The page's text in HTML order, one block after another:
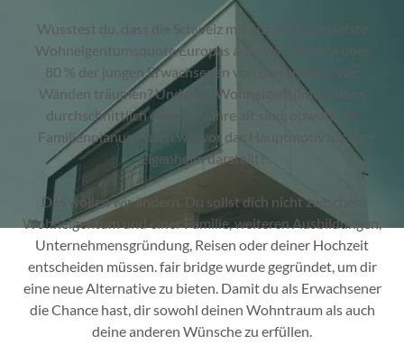
Wusstest du, dass die Schweiz mit nur 36 % die tiefste
Wohneigentumsquote Europas aufweist, obwohl über
80 % der jungen Erwachsenen von den eigenen vier
Wänden träumen? Und dass Wohneigentümer*innen
durchschnittlich etwa 65 Jahre alt sind, obwohl die
Familienplanung nach wie vor das Hauptmotiv für ein
Eigenheim darstellt?
Das wollen wir ändern. Du sollst dich nicht zwischen
Wohneigentum und einer Familie, weiteren Ausbildungen,
Unternehmensgründung, Reisen oder deiner Hochzeit
entscheiden müssen. fair bridge wurde gegründet, um dir
eine neue Alternative zu bieten. Damit du als Erwachsener
die Chance hast, dir sowohl deinen Wohntraum als auch
deine anderen Wünsche zu erfüllen.